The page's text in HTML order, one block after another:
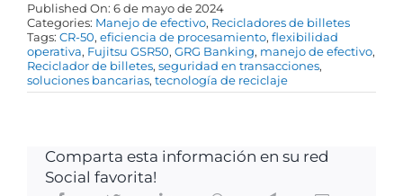
Published On: 6 de mayo de 2024
Categories: Manejo de efectivo, Recicladores de billetes
Tags: CR-50, eficiencia de procesamiento, flexibilidad
operativa, Fujitsu GSR50, GRG Banking, manejo de efectivo,
Reciclador de billetes, seguridad en transacciones,
soluciones bancarias, tecnología de reciclaje
Comparta esta información en su red
Social favorita!